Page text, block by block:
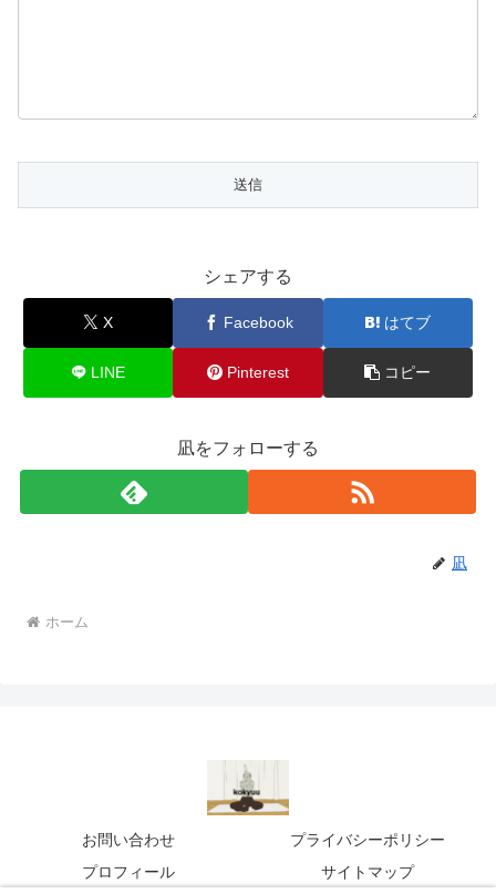
シェアする
X Facebook はてブ
LINE Pinterest コピー
凪をフォローする
凪
ホーム
お問い合わせ
プライバシーポリシー
プロフィール
サイトマップ